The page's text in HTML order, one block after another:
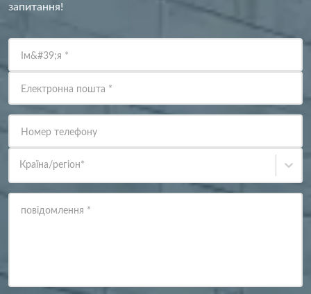
запитання!
Ім&#39;я *
Електронна пошта *
Номер телефону
Країна/регіон*
повідомлення *